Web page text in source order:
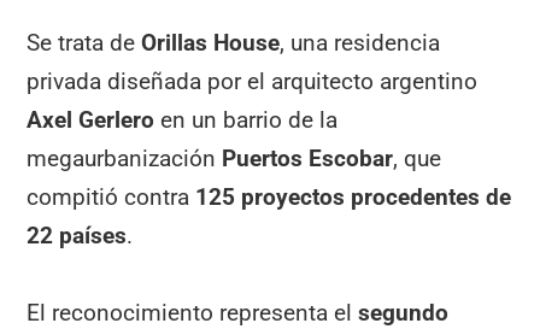
Se trata deOrillas House, una residencia
privada diseñada por el arquitecto argentino
Axel Gerlero en un barrio de la
megaurbanización Puertos Escobar, que
compitió contra 125 proyectos procedentes de
22 países.
El reconocimiento representa elsegundo